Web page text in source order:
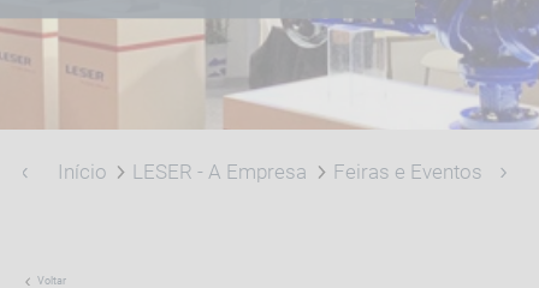
Início LESER - A Empresa Feiras e Eventos
Voltar